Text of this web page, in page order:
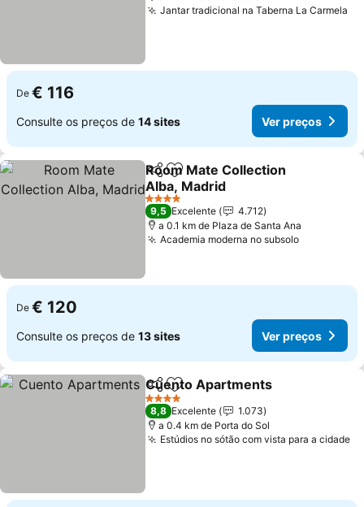
Jantar tradicional na Taberna La Carmela
De € 116
Consulte os preços de 14 sites Ver preços
PartilharAdicionar aos favoritos
Room Mate Collection
Alba, Madrid
4 Estrelas
9,5 Excelente
4.712
a 0.1 km de Plaza de Santa Ana
Academia moderna no subsolo
De € 120
Consulte os preços de 13 sites Ver preços
PartilharAdicionar aos favoritos
Cuento Apartments
4 Estrelas
8,8 Excelente
1.073
a 0.4 km de Porta do Sol
Estúdios no sótão com vista para a cidade